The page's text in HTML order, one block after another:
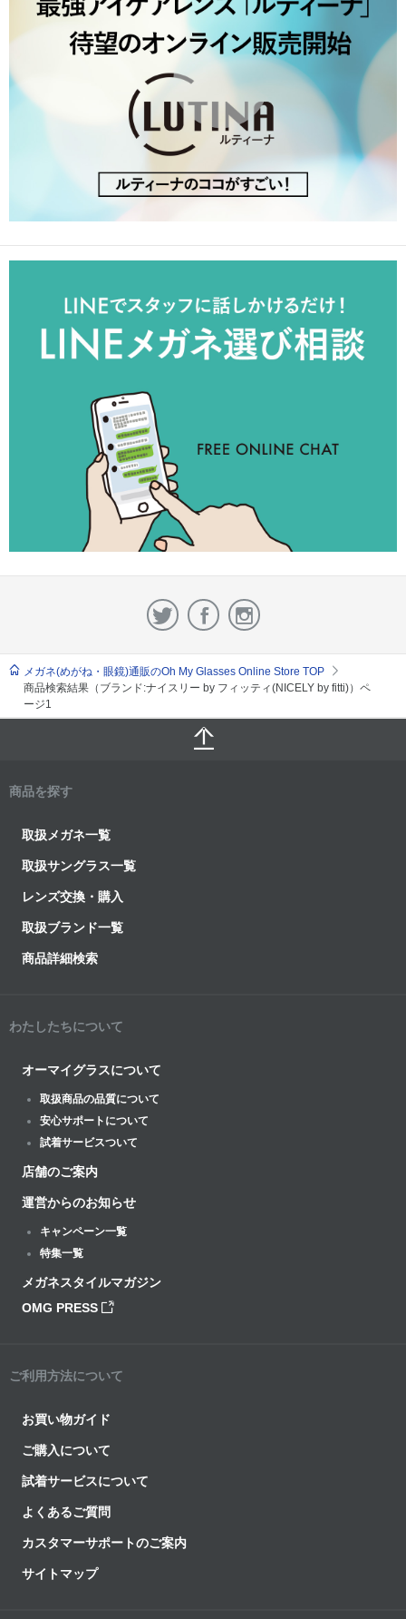
メガネ(めがね・眼鏡)通販のOh My Glasses Online Store TOP
商品検索結果（ブランド:ナイスリー by フィッティ(NICELY by fitti)）ペ
ージ1
商品を探す
取扱メガネ一覧
取扱サングラス一覧
レンズ交換・購入
取扱ブランド一覧
商品詳細検索
わたしたちについて
オーマイグラスについて
取扱商品の品質について
安心サポートについて
試着サービスついて
店舗のご案内
運営からのお知らせ
キャンペーン一覧
特集一覧
メガネスタイルマガジン
OMG PRESS
ご利用方法について
お買い物ガイド
ご購入について
試着サービスについて
よくあるご質問
カスタマーサポートのご案内
サイトマップ